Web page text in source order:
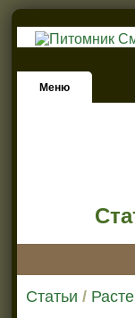
Меню
Статьи /